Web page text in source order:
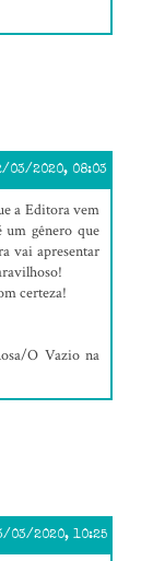
03/2020, 08:03
a Editora vem
um gênero que
vai apresentar
certeza!
O Vazio na
03/2020, 10:25